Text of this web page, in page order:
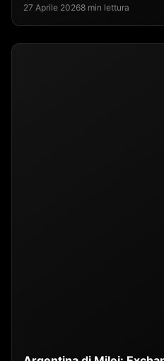
27 Aprile 20268 min lettura